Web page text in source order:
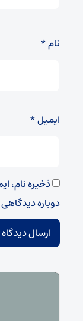
نام*
ایمیل*
ذخیره نام،
دوباره